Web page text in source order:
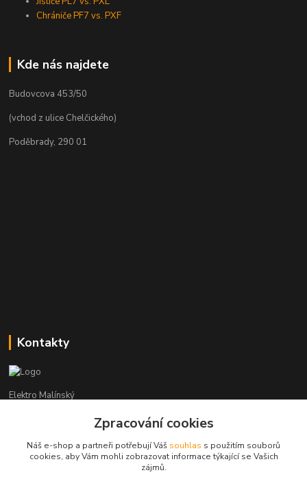
Chrániče PF7 vs. PXF
Kde nás najdete
Budovcova 453/50
(vchod z ulice Chelčického)
Poděbrady, 290 01
Kontakty
Elektro Malínský
+420 608 255 160
(Po-Čt - 8:30-16:00, Pá - 8:30-14:00)
Zpracování cookies
Náš e-shop a partneři potřebují Váš souhlas s použitím souborů
cookies, aby Vám mohli zobrazovat informace týkající se Vašich
zájmů.